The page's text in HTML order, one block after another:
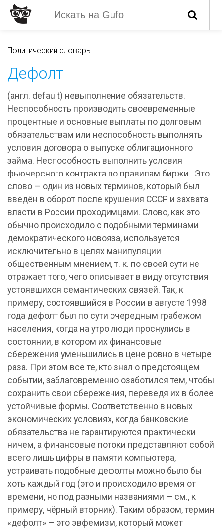
Политический словарь
Дефолт
(англ. default) невыполнение обязательств.
Неспособность производить своевременные
процентные и основные выплаты по долговым
обязательствам или неспособность выполнять
условия договора о выпуске облигационного
займа. Неспособность выполнить условия
фьючерсного контракта по правилам биржи . Это
слово — один из новых терминов, который был
введён в оборот после крушения СССР и захвата
власти в России проходимцами. Слово, как это
обычно происходило с подобными терминами
демократического новояза, используется
исключительно в целях манипуляции
общественным мнением, т. к. по своей сути не
отражает того, чего описывает в виду отсутствия
устоявшихся семантических связей. Так, к
примеру, состоявшийся в России в августе 1998
года дефолт был по сути очередным грабежом
населения, когда на утро люди проснулись в
состоянии, в котором их финансовые
сбережения уменьшились в цене ровно в четыре
раза. При этом все те, кто знал о предстоящем
событии, заблаговременно озаботился тем, чтобы
сохранить свои сбережения, переведя их в более
устойчивые формы. Соответственно в новых
экономических условиях, когда банковские
обязательства не гарантируются практически
ничем, а финансовые потоки представляют собой
всего лишь цифры в памяти компьютера,
устраивать подобные дефолты можно было бы
хоть каждый год (это и происходило время от
времени, но под разными названиями — см., к
примеру, чёрный вторник). Таким образом, термин
«дефолт» — это эвфемизм, который может